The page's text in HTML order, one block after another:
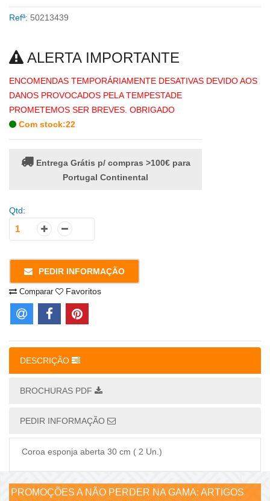
Refª: 50213439
ALERTA IMPORTANTE
ENCOMENDAS TEMPORÁRIAMENTE DESATIVAS DEVIDO AOS
DANOS PROVOCADOS PELA TEMPESTADE
PROMETEMOS SER BREVES. OBRIGADO
Com stock:22
Entrega Grátis p/ compras >100€ para
Portugal Continental
Qtd:
PEDIR INFORMAÇÃO
Comparar Favoritos
DESCRIÇÃO
BROCHURAS PDF
PEDIR INFORMAÇÃO
Coroa esponja aberta 30 cm ( 2 Un.)
PROMOÇÕES A NÃO PERDER NA GAMA: ARTIGOS